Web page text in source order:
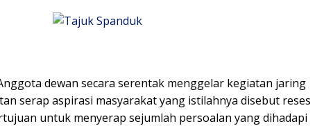
dewan secara serentak menggelar kegiatan jaring
serap aspirasi masyarakat yang istilahnya disebut reses
untuk menyerap sejumlah persoalan yang dihadapi